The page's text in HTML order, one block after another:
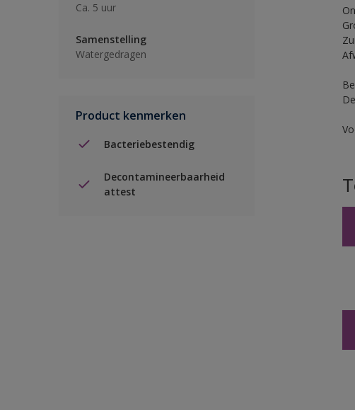
Ca. 5 uur
Samenstelling
Watergedragen
Product kenmerken
Bacteriebestendig
Decontamineerbaarheid
attest